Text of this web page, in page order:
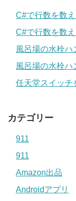
C#で行数を数え
C#で行数を数え
風呂場の水栓ハ
風呂場の水栓ハ
任天堂スイッチ
カテゴリー
911
911
Amazon出品
Androidアプリ